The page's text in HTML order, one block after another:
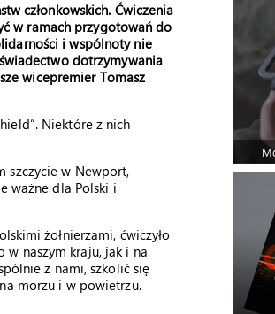
członkowskich. Ćwiczenia
w ramach przygotowań do
i wspólnoty nie
dotrzymywania
wicepremier Tomasz
Niektóre z nich
szczycie w Newport,
ważne dla Polski i
żołnierzami, ćwiczyło
w naszym kraju, jak i na
z nami, szkolić się
morzu i w powietrzu.